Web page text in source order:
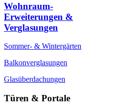
Wohnraum-
Erweiterungen &
Verglasungen
Sommer- & Wintergärten
Balkonverglasungen
Glasüberdachungen
Türen & Portale